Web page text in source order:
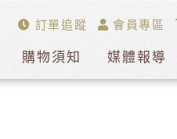
購物須知 媒體報導
訂單追蹤 會員專區